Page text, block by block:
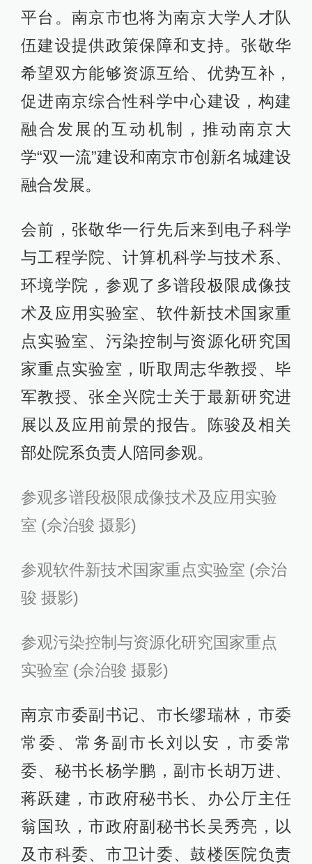
平台。南京市也将为南京大学人才队
伍建设提供政策保障和支持。张敬华
希望双方能够资源互给、优势互补，
促进南京综合性科学中心建设，构建
融合发展的互动机制，推动南京大
学“双一流”建设和南京市创新名城建设
融合发展。
会前，张敬华一行先后来到电子科学
与工程学院、计算机科学与技术系、
环境学院，参观了多谱段极限成像技
术及应用实验室、软件新技术国家重
点实验室、污染控制与资源化研究国
家重点实验室，听取周志华教授、毕
军教授、张全兴院士关于最新研究进
展以及应用前景的报告。陈骏及相关
部处院系负责人陪同参观。
参观多谱段极限成像技术及应用实验
室 (佘治骏 摄影)
参观软件新技术国家重点实验室 (佘治
骏 摄影)
参观污染控制与资源化研究国家重点
实验室 (佘治骏 摄影)
南京市委副书记、市长缪瑞林，市委
常委、常务副市长刘以安，市委常
委、秘书长杨学鹏，副市长胡万进、
蒋跃建，市政府秘书长、办公厅主任
翁国玖，市政府副秘书长吴秀亮，以
及市科委、市卫计委、鼓楼医院负责